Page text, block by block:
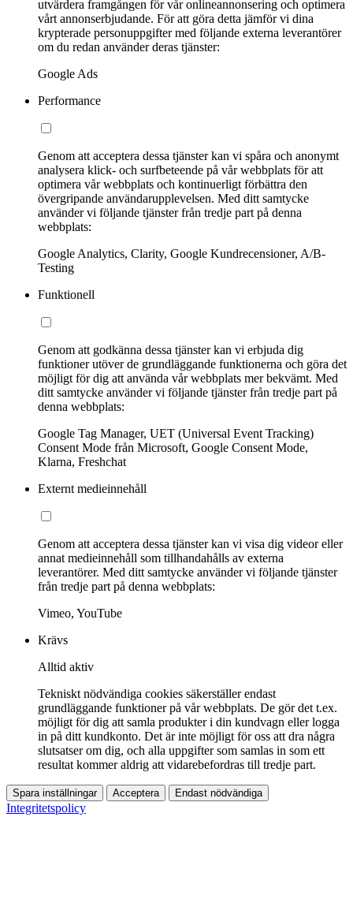
utvärdera framgången för vår onlineannonsering och optimera
vårt annonserbjudande. För att göra detta jämför vi dina
krypterade personuppgifter med följande externa leverantörer
om du redan använder deras tjänster:
Google Ads
Performance
Genom att acceptera dessa tjänster kan vi spåra och anonymt
analysera klick- och surfbeteende på vår webbplats för att
optimera vår webbplats och kontinuerligt förbättra den
övergripande användarupplevelsen. Med ditt samtycke
använder vi följande tjänster från tredje part på denna
webbplats:
Google Analytics, Clarity, Google Kundrecensioner, A/B-
Testing
Funktionell
Genom att godkänna dessa tjänster kan vi erbjuda dig
funktioner utöver de grundläggande funktionerna och göra det
möjligt för dig att använda vår webbplats mer bekvämt. Med
ditt samtycke använder vi följande tjänster från tredje part på
denna webbplats:
Google Tag Manager, UET (Universal Event Tracking)
Consent Mode från Microsoft, Google Consent Mode,
Klarna, Freshchat
Externt medieinnehåll
Genom att acceptera dessa tjänster kan vi visa dig videor eller
annat medieinnehåll som tillhandahålls av externa
leverantörer. Med ditt samtycke använder vi följande tjänster
från tredje part på denna webbplats:
Vimeo, YouTube
Krävs
Alltid aktiv
Tekniskt nödvändiga cookies säkerställer endast
grundläggande funktioner på vår webbplats. De gör det t.ex.
möjligt för dig att samla produkter i din kundvagn eller logga
in på ditt kundkonto. Det är inte möjligt för oss att dra några
slutsatser om dig, och alla uppgifter som samlas in som ett
resultat kommer aldrig att vidarebefordras till tredje part.
Spara inställningar Acceptera Endast nödvändiga
Integritetspolicy